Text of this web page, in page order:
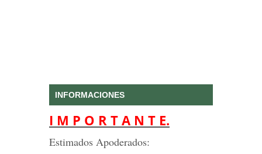
INFORMACIONES
I M P O R T A N T E.
Estimados Apoderados: